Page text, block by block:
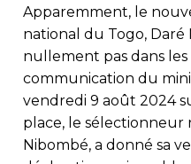
Apparemment, le
national du Togo,
nullement pas dans
communication du
vendredi 9 août 2024
place, le sélectionneur
Nibombé, a donné sa